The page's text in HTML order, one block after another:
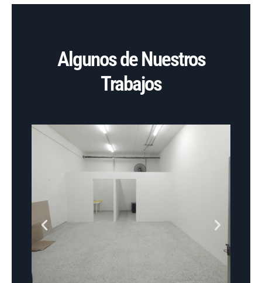
Algunos de Nuestros
Trabajos